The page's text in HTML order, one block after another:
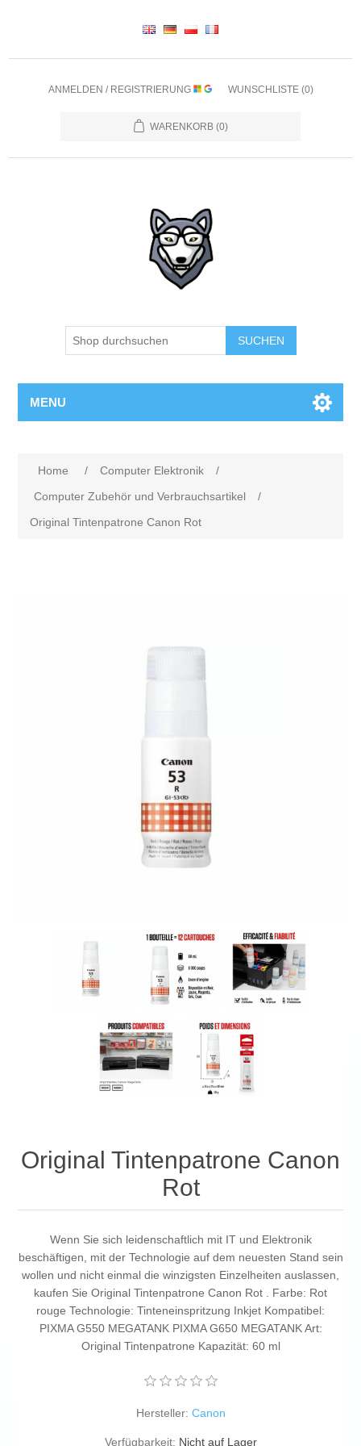
ANMELDEN / REGISTRIERUNG WUNSCHLISTE (0)
WARENKORB (0)
SUCHEN
MENU
Home / Computer Elektronik
/
Computer Zubehör und Verbrauchsartikel
/
Original Tintenpatrone Canon Rot
Original Tintenpatrone Canon
Rot
Wenn Sie sich leidenschaftlich mit IT und Elektronik
beschäftigen, mit der Technologie auf dem neuesten Stand sein
wollen und nicht einmal die winzigsten Einzelheiten auslassen,
kaufen Sie Original Tintenpatrone Canon Rot . Farbe: Rot
rouge Technologie: Tinteneinspritzung Inkjet Kompatibel:
PIXMA G550 MEGATANK PIXMA G650 MEGATANK Art:
Original Tintenpatrone Kapazität: 60 ml
Hersteller: Canon
Verfügbarkeit: Nicht auf Lager